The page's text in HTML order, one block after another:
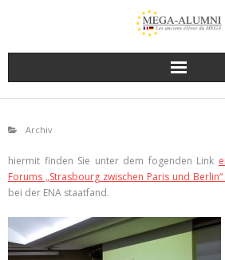
Archiv
hiermit finden Sie unter dem fogenden Link
Forums „Strasbourg zwischen Paris und Berlin“
bei der ENA staatfand.